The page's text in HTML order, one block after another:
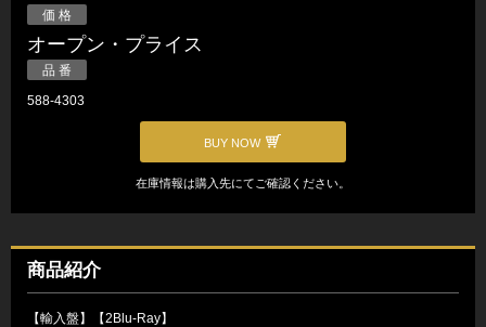
価 格
オープン・プライス
品 番
588-4303
BUY NOW
在庫情報は購入先にてご確認ください。
商品紹介
【輸入盤】【2Blu-Ray】